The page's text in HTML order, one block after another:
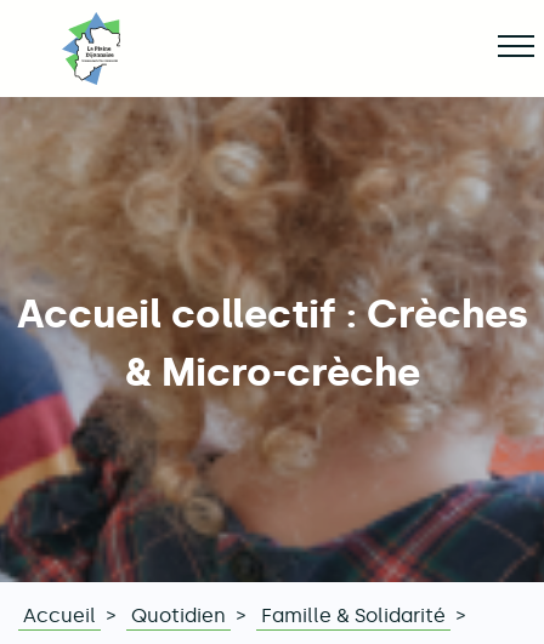
jusqu'au
contenu
principal
Accueil collectif : Crèches
& Micro-crèche
Accueil Quotidien Famille & Solidarité